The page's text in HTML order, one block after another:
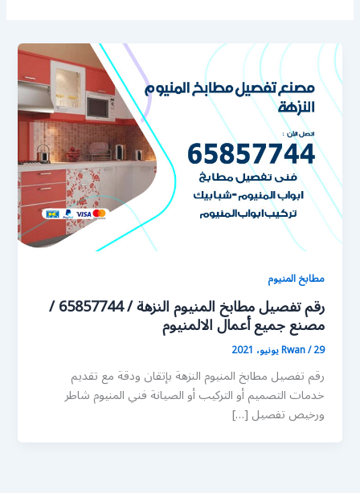
مطابخ المنيوم
رقم تفصيل مطابخ المنيوم النزهة / 65857744 /
مصنع جميع أعمال الالمنيوم
Rwan/29 يونيو، 2021
رقم تفصيل مطابخ المنيوم النزهة بإتقان ودقة مع تقديم
خدمات التصميم أو التركيب أو الصيانة فني المنيوم شاطر
ورخيص تفصيل […]